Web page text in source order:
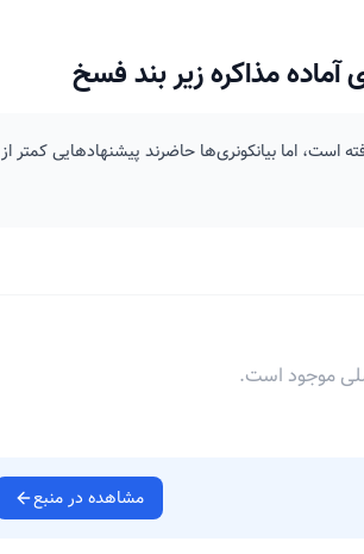
آماده مذاکره زیر بند فسخ
اما بیانکونری‌ها حاضرند پیشنهادهایی کمتر از
موجود است.
مشاهده در منبع